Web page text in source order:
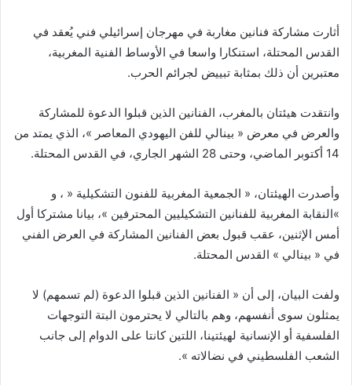
أثارت مشاركة فنانين مغاربة في مهرجان إسرائيلي فني يُعقد في
القدس المحتلة، استنكارا واسعا في الأوساط الفنية المغربية،
معتبرين أن ذلك بمثابة تبييض لجرائم الحرب.
وانتقدت هيئتان بالمغرب، الفنانين الذين قبلوا الدعوة للمشاركة
والعرض في معرض « بينالي للفن اليهودي المعاصر »، الذي يمتد من
14 أكتوبر الماضي، وحتى 28 الشهر الجاري، في القدس المحتلة.
وأصدرت الهيئتان، « الجمعية المغربية للفنون التشكيلية « ، و
»النقابة المغربية للفنانين التشكيليين المحترفين »، بيانا مشتركا أول
أمس الإثنين، عقب قبول بعض الفنانين المشاركة في العرض الفني
في « بينالي » القدس المحتلة.
ولفت البيان، إلى أن « الفنانين الذين قبلوا الدعوة (لم تسمهم) لا
يمثلون سوى أنفسهم، وهم بالتالي لا يحترمون البتة التوجهات
الفلسفية أو الإنسانية لهيئتينا، اللتين كانتا على الدوام إلى جانب
الشعب الفلسطيني في نضالاته ».